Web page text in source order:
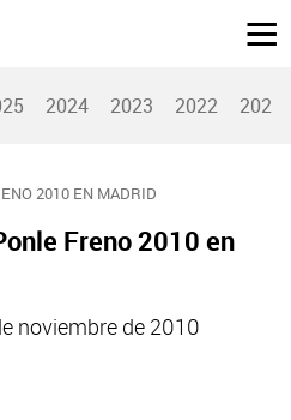
2024 2023 2022 2021
2010 EN MADRID
Freno 2010 en
noviembre de 2010